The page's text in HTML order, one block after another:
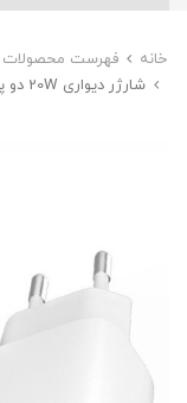
خانه
فهرست محصولات
شارژر دیواری 20W دو پورت پرووان (ProOne)مدل PWC555